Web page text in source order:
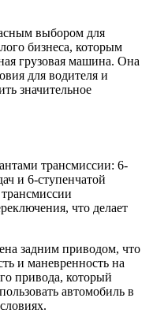
выбором для
бизнеса, которым
грузовая машина. Она
для водителя и
значительное
трансмиссии: 6-
и 6-ступенчатой
что делает
задним приводом, что
и маневренность на
привода, который
автомобиль в